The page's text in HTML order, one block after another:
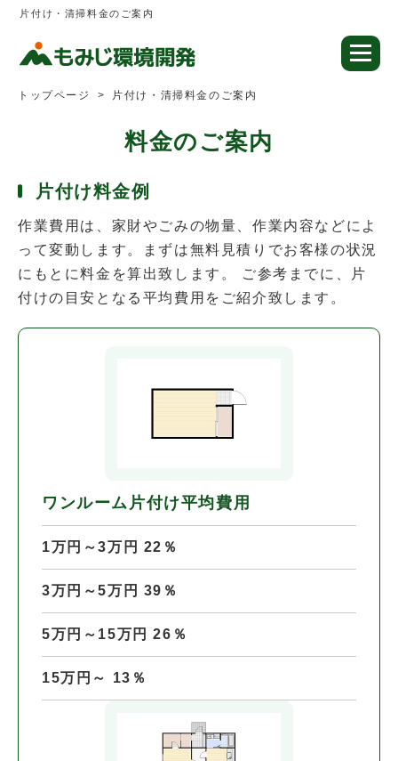
片付け・清掃料金のご案内
トップページ 片付け・清掃料金のご案内
料金のご案内
片付け料金例
作業費用は、家財やごみの物量、作業内容などによ
って変動します。まずは無料見積りでお客様の状況
にもとに料金を算出致します。 ご参考までに、片
付けの目安となる平均費用をご紹介致します。
ワンルーム片付け平均費用
1万円～3万円 22％
3万円～5万円 39％
5万円～15万円 26％
15万円～ 13％